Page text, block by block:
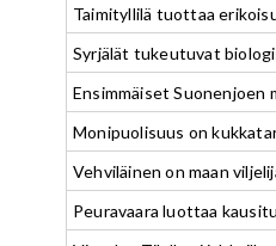
Taimityllilä tuottaa
Syrjälät tukeutuvat
Ensimmäiset Suonenjoen
Monipuolisuus on
Vehviläinen on maan
Peuravaara luottaa